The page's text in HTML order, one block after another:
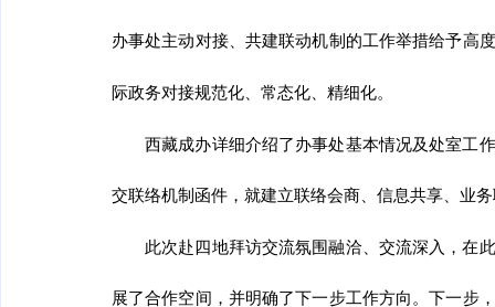
办事处主动对接、共建联动机制的工作举措给予高
际政务对接规范化、常态化、精细化。
西藏成办详细介绍了办事处基本情况及处室工
交联络机制函件，就建立联络会商、信息共享、业
此次赴四地拜访交流氛围融洽、交流深入，在
展了合作空间，并明确了下一步工作方向。下一步